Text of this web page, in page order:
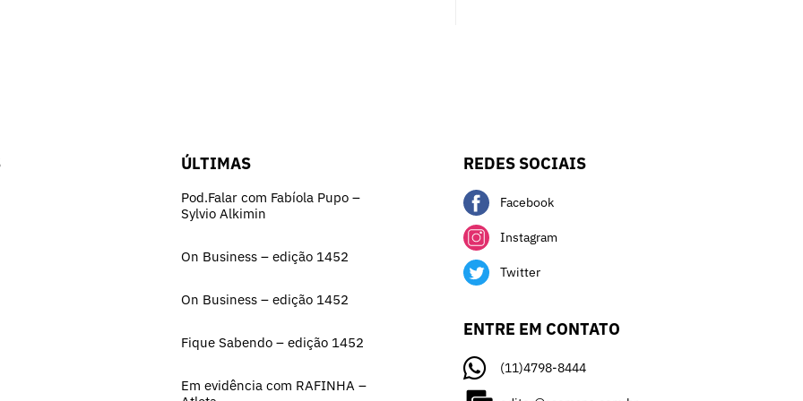
ÚLTIMAS
Pod.Falar com Fabíola Pupo –
Sylvio Alkimin
On Business – edição 1452
On Business – edição 1452
Fique Sabendo – edição 1452
Em evidência com RAFINHA –
REDES SOCIAIS
Facebook
Instagram
Twitter
ENTRE EM CONTATO
(11)4798-8444